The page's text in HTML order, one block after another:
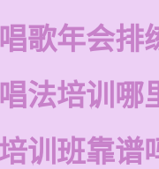
歌年会排
法培训哪
训班靠谱